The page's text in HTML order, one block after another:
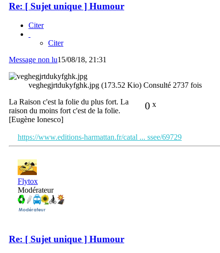
Re: [ Sujet unique ] Humour
Citer
Citer
Message non lu15/08/18, 21:31
veghegjrtdukyfghk.jpg (173.52 Kio) Consulté 2737 fois
0 x
La Raison c'est la folie du plus fort. La
raison du moins fort c'est de la folie.
[Eugène Ionesco]
https://www.editions-harmattan.fr/catal ... ssee/69729
Flytox
Modérateur
Re: [ Sujet unique ] Humour